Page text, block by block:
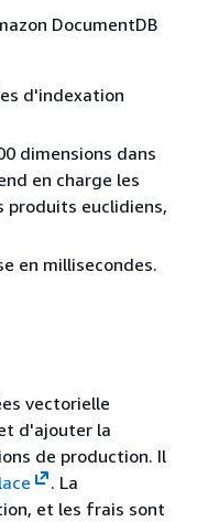
DocumentDB
d'indexation
dimensions dans
en charge les
produits euclidiens,
en millisecondes.
vectorielle
d'ajouter la
de production. Il
. La
et les frais sont